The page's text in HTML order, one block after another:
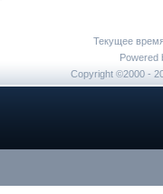
Текущее
Powered
Copyright ©2000 -